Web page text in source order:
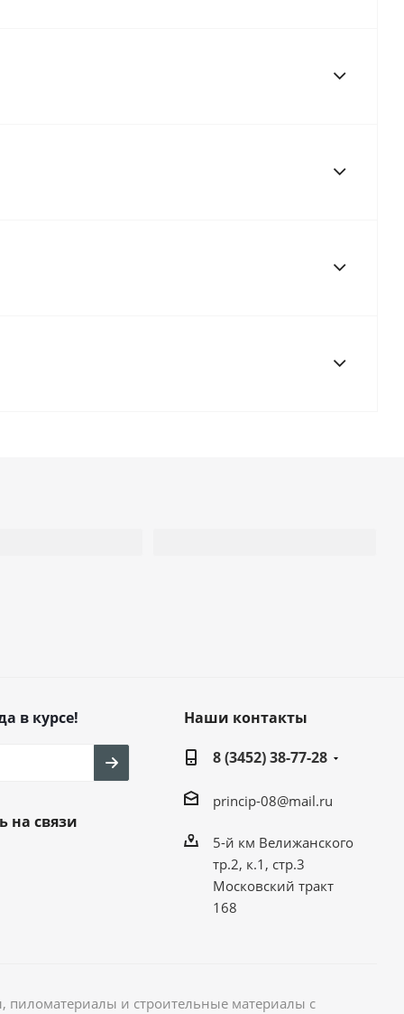
в курсе!
на связи
Наши контакты
8 (3452) 38-77-28
princip-08@mail.ru
5-й км Велижанского
тр.2, к.1, стр.3
Московский тракт
168
и строительные материалы с